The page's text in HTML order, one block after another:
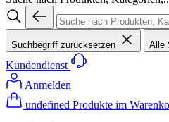
Suchbegriff zurücksetzen Alle
Kundendienst
Anmelden
undefined Produkte im